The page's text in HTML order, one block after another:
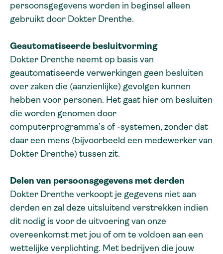
persoonsgegevens worden in beginsel alleen
gebruikt door Dokter Drenthe.
Geautomatiseerde besluitvorming
Dokter Drenthe neemt op basis van
geautomatiseerde verwerkingen geen besluiten
over zaken die (aanzienlijke) gevolgen kunnen
hebben voor personen. Het gaat hier om besluiten
die worden genomen door
computerprogramma’s of -systemen, zonder dat
daar een mens (bijvoorbeeld een medewerker van
Dokter Drenthe) tussen zit.
Delen van persoonsgegevens met derden
Dokter Drenthe verkoopt je gegevens niet aan
derden en zal deze uitsluitend verstrekken indien
dit nodig is voor de uitvoering van onze
overeenkomst met jou of om te voldoen aan een
wettelijke verplichting. Met bedrijven die jouw